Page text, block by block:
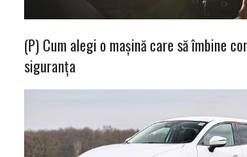
(P) Cum alegi o mașină care să îmbine
siguranța